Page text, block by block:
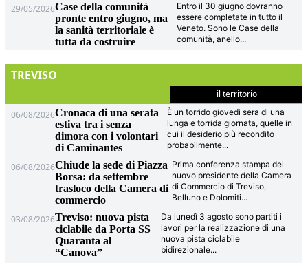
29/05/2026Case della comunità
pronte entro giugno, ma
la sanità territoriale è
tutta da costruire
Entro il 30 giugno dovranno
essere completate in tutto il
Veneto. Sono le Case della
comunità, anello...
TREVISO
il territorio
06/08/2026Cronaca di una serata
estiva tra i senza
dimora con i volontari
di Caminantes
È un torrido giovedì sera di una
lunga e torrida giornata, quelle in
cui il desiderio più recondito
probabilmente...
06/08/2026Chiude la sede di Piazza
Borsa: da settembre
trasloco della Camera di
commercio
Prima conferenza stampa del
nuovo presidente della Camera
di Commercio di Treviso,
Belluno e Dolomiti...
03/08/2026Treviso: nuova pista
ciclabile da Porta SS
Quaranta al
“Canova”
Da lunedì 3 agosto sono partiti i
lavori per la realizzazione di una
nuova pista ciclabile
bidirezionale...